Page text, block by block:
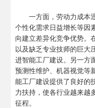
一方面，劳动力成本
个性化需求日益增长等因
向建立差异化竞争优势。
以及缺乏专业技师的巨大
进智能工厂建设。另一方
预测性维护、机器视觉等
能工厂建设提供了良好的
力扶持，使各行业越来越
征程。